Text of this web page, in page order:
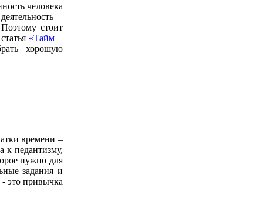
человека
–
стоит
«Тайм –
хорошую
времени –
к педантизму,
нужно для
задания и
это привычка